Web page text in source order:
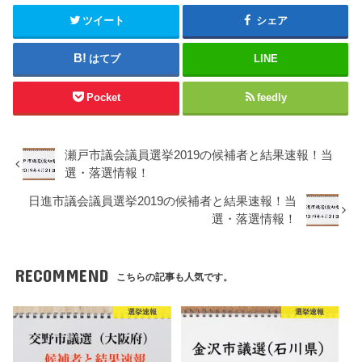
ツイート シェア
はてブ LINE
Pocket feedly
瀬戸市議会議員選挙2019の候補者と結果速報！当
選・落選情報！
日進市議会議員選挙2019の候補者と結果速報！当
選・落選情報！
RECOMMEND こちらの記事も人気です。
選挙速報 選挙速報